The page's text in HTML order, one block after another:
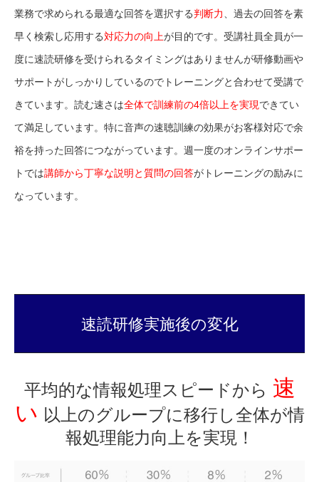
業務で求められる最適な回答を選択する判断力
、過去の回答を素
早く検索し応用する対応力の向上が目的です。受講社員全員が一
度に速読研修を受けられるタイミングはありませんが研修動画や
サポートがしっかりしているのでトレーニングと合わせて受講で
きています。読む速さは全体で訓練前の4倍以上を実現できてい
て満足しています。特に音声の速聴訓練の効果がお客様対応で余
裕を持った回答につながっています。週一度のオンラインサポー
トでは講師から丁寧な説明と質問の回答がトレーニングの励みに
なっています。
速読研修実施後の変化
平均的な情報処理スピードから 速
い 以上のグループに移行し全体が情
報処理能力向上を実現！